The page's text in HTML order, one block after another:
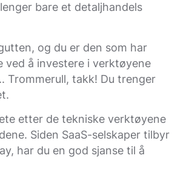
bare et detaljhandels
og du er den som har
ved å investere i verktøyene
Trommerull, takk! Du trenger
etter de tekniske verktøyene
Siden SaaS-selskaper tilbyr
har du en god sjanse til å